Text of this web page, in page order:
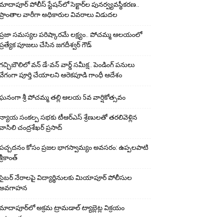
పోలీస్‌ స్టేషన్‌లో సెక్టార్‌ల పునర్వ్యవస్థీకరణ..
వారీగా అధికారుల వివరాలు విడుదల
సమస్యల పరిష్కారమే లక్ష్యం.. పోచమ్మ ఆలయంలో
పూజలు చేసిన జగదీశ్వర్ గౌడ్
వన్ డే-వన్ వార్డ్ సమీక్ష.. పెండింగ్ పనులు
పూర్తి చేయాలని ఆరెకపూడి గాంధీ ఆదేశం
శ్రీ పోచమ్మ త‌ల్లి ఆలయ 5వ వార్షికోత్సవం
సంక‌ల్ప స‌భ‌కు టీఆర్ఎస్ శ్రేణుల‌తో త‌ర‌లివెళ్లిన
చంద్ర‌శేఖ‌ర్ ప్ర‌సాద్
కోసం ప్రజల భాగస్వామ్యం అవసరం: ఉప్పలపాటి
నేరాలపై విద్యార్థినులకు మియాపూర్ పోలీసుల
అక్రమ ట్రామడాల్ ట్యాబ్లెట్ల విక్రయం